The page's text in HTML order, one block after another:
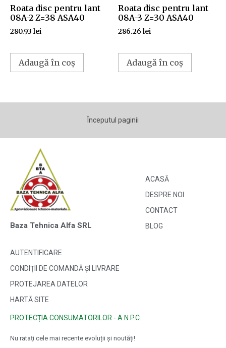
Roata disc pentru lant
08A-2 Z=38 ASA40
280.93 lei
Adaugă în coș
Roata disc pentru lant
08A-3 Z=30 ASA40
286.26 lei
Adaugă în coș
Începutul paginii
Baza Tehnica Alfa SRL
ACASĂ
DESPRE NOI
CONTACT
BLOG
AUTENTIFICARE
CONDIȚII DE COMANDĂ ȘI LIVRARE
PROTEJAREA DATELOR
HARTĂ SITE
PROTECȚIA CONSUMATORILOR - A.N.P.C.
Nu ratați cele mai recente evoluții și noutăți!